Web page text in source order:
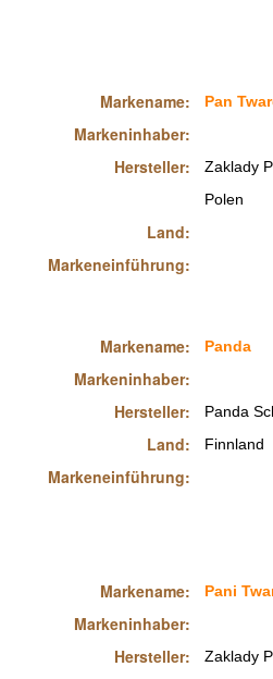
Markename:
Markeninhaber:
Hersteller:
Land:
Markeneinführung:
Pan
Zaklady
Polen
Markename:
Markeninhaber:
Hersteller:
Land:
Markeneinführung:
Panda
Panda
Finnland
Markename:
Markeninhaber:
Hersteller:
Pani
Zaklady